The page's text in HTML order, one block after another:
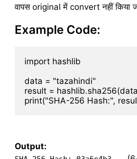
वापस original में convert नहीं किया
Example Code:
import hashlib
data = "tazahindi"
result =
Output: